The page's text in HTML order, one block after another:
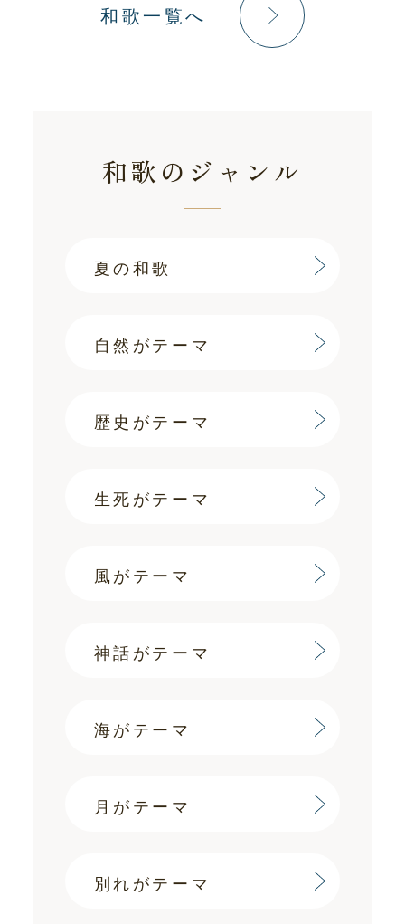
和歌一覧へ
和歌のジャンル
夏の和歌
自然がテーマ
歴史がテーマ
生死がテーマ
風がテーマ
神話がテーマ
海がテーマ
月がテーマ
別れがテーマ